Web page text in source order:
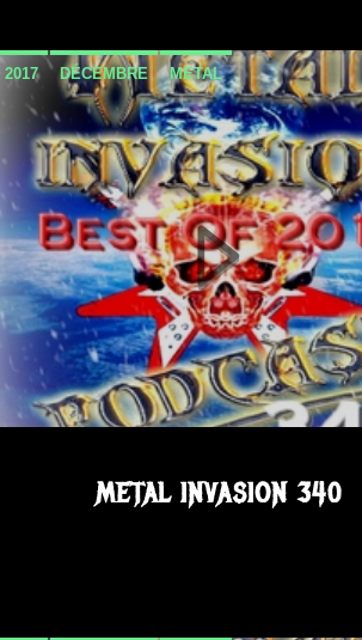
2017 DÉCEMBRE METAL
METAL INVASION PODCAST
METALINVASION
METAL INVASION 340